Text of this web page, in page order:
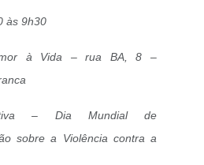
às 9h30
à Vida – rua BA, 8 –
– Dia Mundial de
sobre a Violência contra a